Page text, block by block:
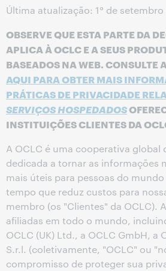
Última atualização: 1° de setembro
OBSERVE QUE ESTA PARTE DA
APLICA À OCLC E A SEUS
BASEADOS NA WEB. CONSULTE
AQUI PARA OBTER MAIS
PRÁTICAS DE PRIVACIDADE
SERVIÇOS HOSPEDADOS
INSTITUIÇÕES CLIENTES DA
A OCLC é uma cooperativa global
dedicada a tornar as informações
mais úteis para pessoas do
tempo que reduz custos para
membro (os "Clientes" da OCLC).
afiliadas em todo o mundo,
OCLC (UK) Ltd., a OCLC GmbH, a
S.r.l. (coletivamente, "OCLC" ou
compromisso de proteger sua